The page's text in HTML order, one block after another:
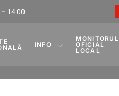
14:00
INFO
MONITORUL
OFICIAL
LOCAL